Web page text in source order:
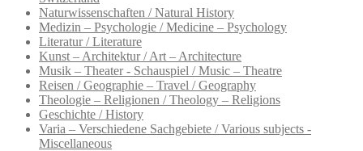
Naturwissenschaften / Natural History
Medizin – Psychologie / Medicine – Psychology
Literatur / Literature
Kunst – Architektur / Art – Architecture
Musik – Theater - Schauspiel / Music – Theatre
Reisen / Geographie – Travel / Geography
Theologie – Religionen / Theology – Religions
Geschichte / History
Varia – Verschiedene Sachgebiete / Various subjects -
Miscellaneous